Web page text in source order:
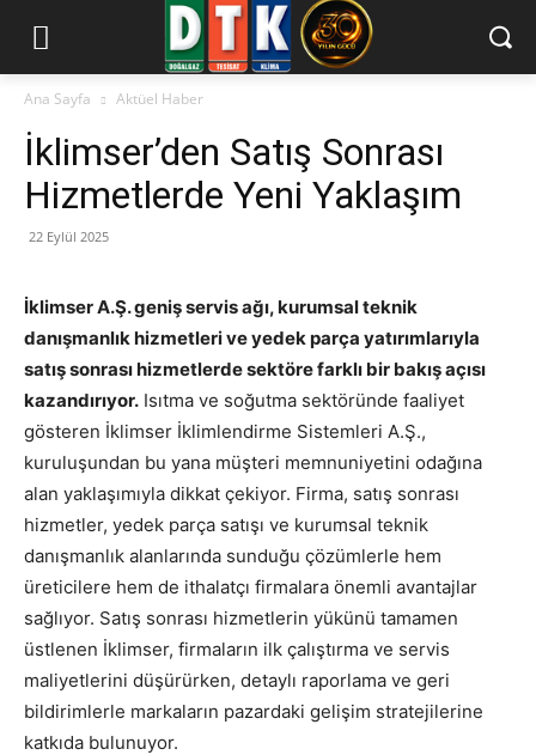
Ana Sayfa Aktüel Haber
İklimser’den Satış Sonrası
Hizmetlerde Yeni Yaklaşım
22 Eylül 2025
İklimser A.Ş. geniş servis ağı, kurumsal teknik
danışmanlık hizmetleri ve yedek parça yatırımlarıyla
satış sonrası hizmetlerde sektöre farklı bir bakış açısı
kazandırıyor. Isıtma ve soğutma sektöründe faaliyet
gösteren İklimser İklimlendirme Sistemleri A.Ş.,
kuruluşundan bu yana müşteri memnuniyetini odağına
alan yaklaşımıyla dikkat çekiyor. Firma, satış sonrası
hizmetler, yedek parça satışı ve kurumsal teknik
danışmanlık alanlarında sunduğu çözümlerle hem
üreticilere hem de ithalatçı firmalara önemli avantajlar
sağlıyor. Satış sonrası hizmetlerin yükünü tamamen
üstlenen İklimser, firmaların ilk çalıştırma ve servis
maliyetlerini düşürürken, detaylı raporlama ve geri
bildirimlerle markaların pazardaki gelişim stratejilerine
katkıda bulunuyor.